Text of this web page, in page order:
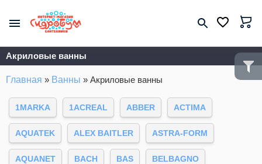
Акриловые ванны
Главная » Ванны » Акриловые ванны
1MARKA 1ACREAL ABBER ACTIMA
AQUATEK ALEX BAITLER ASTRA-FORM
AQUANET BACH BAS BELBAGNO